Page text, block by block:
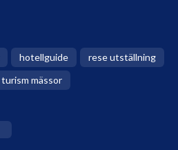
hotellguide
rese utställning
turism mässor